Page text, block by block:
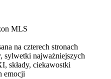
MLS
na czterech stronach
sylwetki najważniejszych
składy, ciekawostki
emocji